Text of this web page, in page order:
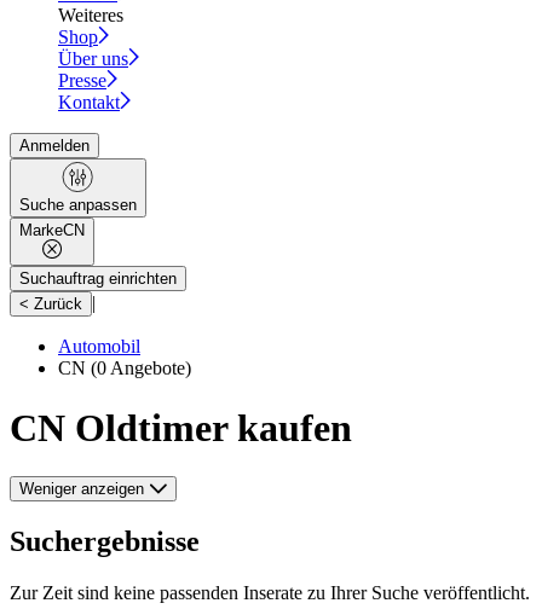
Weiteres
Shop
Über uns
Presse
Kontakt
Anmelden
Suche anpassen
MarkeCN
Suchauftrag einrichten
< Zurück |
Automobil
CN (0 Angebote)
CN Oldtimer kaufen
Weniger anzeigen
Suchergebnisse
Zur Zeit sind keine passenden Inserate zu Ihrer Suche veröffentlicht.